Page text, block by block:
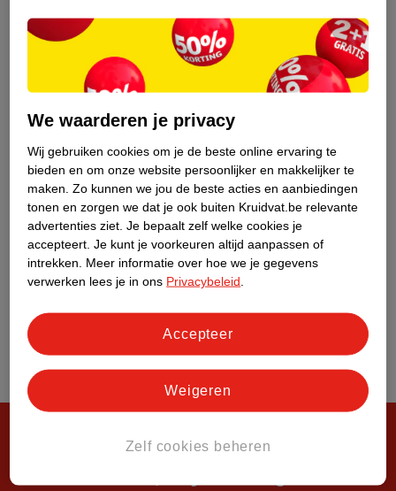
Klantenservice
Steeds verrassend, altijd voordelig!
We waarderen je privacy
Wij gebruiken cookies om je de beste online ervaring te
bieden en om onze website persoonlijker en makkelijker te
maken. Zo kunnen we jou de beste acties en aanbiedingen
tonen en zorgen we dat je ook buiten Kruidvat.be relevante
advertenties ziet. Je bepaalt zelf welke cookies je
accepteert. Je kunt je voorkeuren altijd aanpassen of
intrekken.
Meer informatie over hoe we je gegevens
verwerken lees je in ons Privacybeleid
Zelf cookies beheren
Weigeren
Accepteer